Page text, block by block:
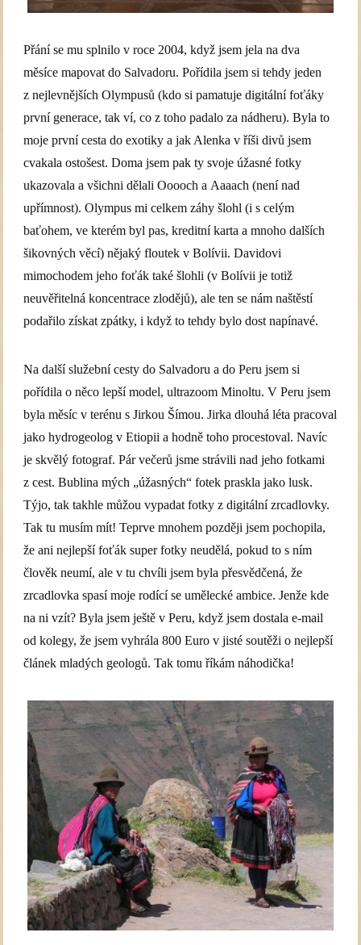
Přání se mu splnilo v roce 2004, když jsem jela na dva
měsíce mapovat do Salvadoru. Pořídila jsem si tehdy jeden
z nejlevnějších Olympusů (kdo si pamatuje digitální foťáky
první generace, tak ví, co z toho padalo za nádheru). Byla to
moje první cesta do exotiky a jak Alenka v říši divů jsem
cvakala ostošest. Doma jsem pak ty svoje úžasné fotky
ukazovala a všichni dělali Ooooch a Aaaach (není nad
upřímnost). Olympus mi celkem záhy šlohl (i s celým
baťohem, ve kterém byl pas, kreditní karta a mnoho dalších
šikovných věcí) nějaký floutek v Bolívii. Davidovi
mimochodem jeho foťák také šlohli (v Bolívii je totiž
neuvěřitelná koncentrace zlodějů), ale ten se nám naštěstí
podařilo získat zpátky, i když to tehdy bylo dost napínavé.
Na další služební cesty do Salvadoru a do Peru jsem si
pořídila o něco lepší model, ultrazoom Minoltu. V Peru jsem
byla měsíc v terénu s Jirkou Šímou. Jirka dlouhá léta pracoval
jako hydrogeolog v Etiopii a hodně toho procestoval. Navíc
je skvělý fotograf. Pár večerů jsme strávili nad jeho fotkami
z cest. Bublina mých „úžasných“ fotek praskla jako lusk.
Týjo, tak takhle můžou vypadat fotky z digitální zrcadlovky.
Tak tu musím mít! Teprve mnohem později jsem pochopila,
že ani nejlepší foťák super fotky neudělá, pokud to s ním
člověk neumí, ale v tu chvíli jsem byla přesvědčená, že
zrcadlovka spasí moje rodící se umělecké ambice. Jenže kde
na ni vzít? Byla jsem ještě v Peru, když jsem dostala e-mail
od kolegy, že jsem vyhrála 800 Euro v jisté soutěži o nejlepší
článek mladých geologů. Tak tomu říkám náhodička!